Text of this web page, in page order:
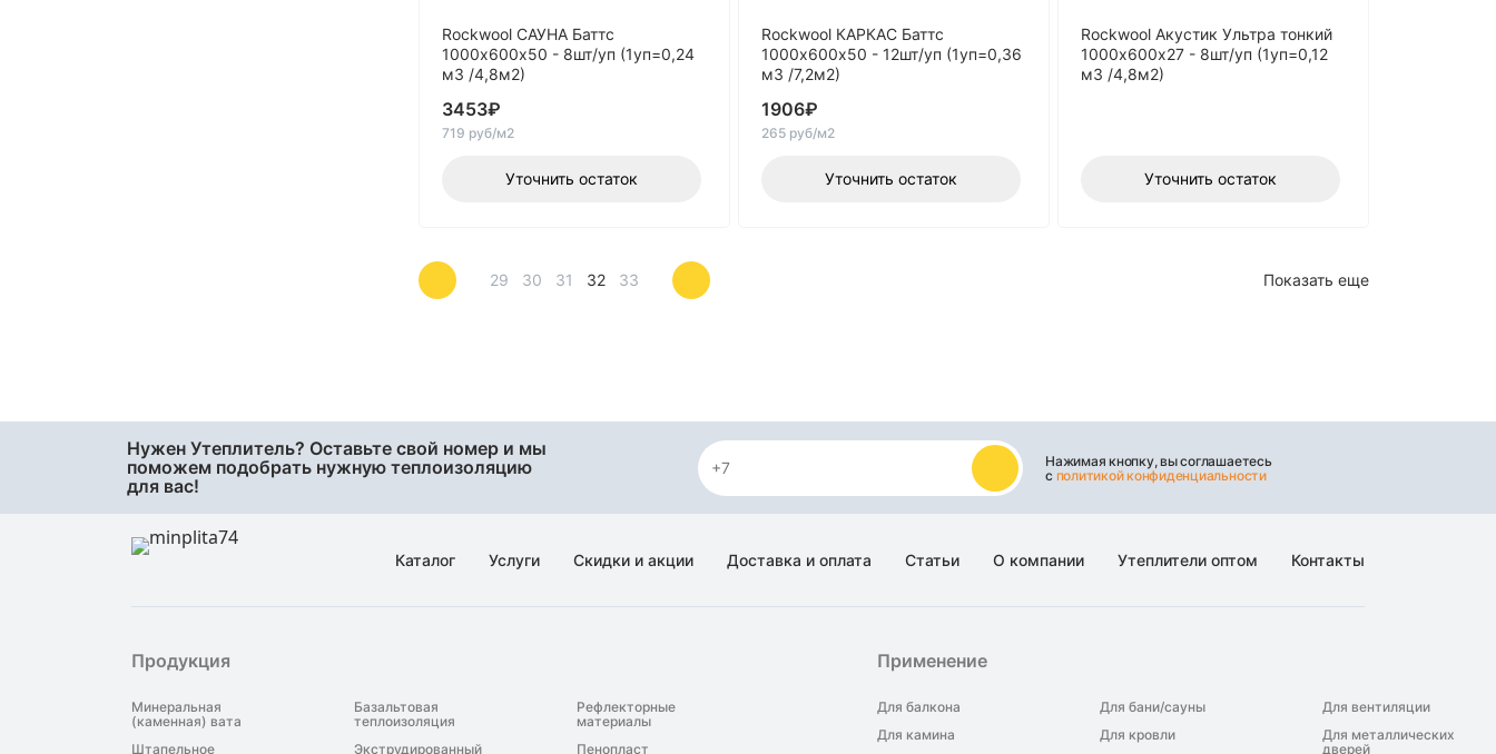
90
95
Rockwool САУНА Баттс
1000х600х50 - 8шт/уп (1уп=0,24
м3 /4,8м2)
3453₽
719 руб/м2
Уточнить остаток
Rockwool КАРКАС Баттс
1000х600х50 - 12шт/уп (1уп=0,36
м3 /7,2м2)
1906₽
265 руб/м2
Уточнить остаток
Rockwool Акустик Ультра тонкий
1000х600х27 - 8шт/уп (1уп=0,12
м3 /4,8м2)
Уточнить остаток
29 30 31 32 33 Показать еще
Нужен Утеплитель? Оставьте свой номер и мы
поможем подобрать нужную теплоизоляцию
для вас!
Нажимая кнопку, вы соглашаетесь
с политикой конфиденциальности
Каталог Услуги Скидки и акции Доставка и оплата Статьи О компании Утеплители оптом Контакты
Продукция
Минеральная
(каменная) вата
Базальтовая
теплоизоляция
Рефлекторные
материалы
Штапельное
Экструдированный Пенопласт
Применение
Для балкона Для бани/сауны
Для вентиляции
Для камина
Для кровли
Для металлических
дверей